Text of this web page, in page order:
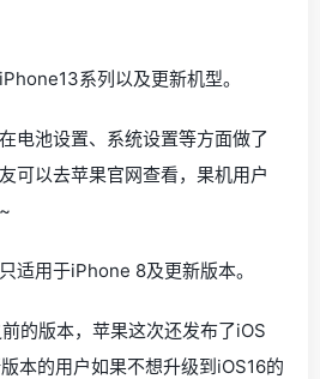
系列以及更新机型。
电池设置、系统设置等方面做了
可以去苹果官网查看，果机用户
适用于iPhone 8及更新版本。
的版本，苹果这次还发布了iOS
本的用户如果不想升级到iOS16的